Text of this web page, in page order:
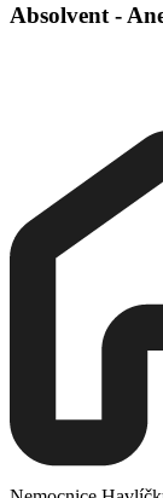
Absolvent -